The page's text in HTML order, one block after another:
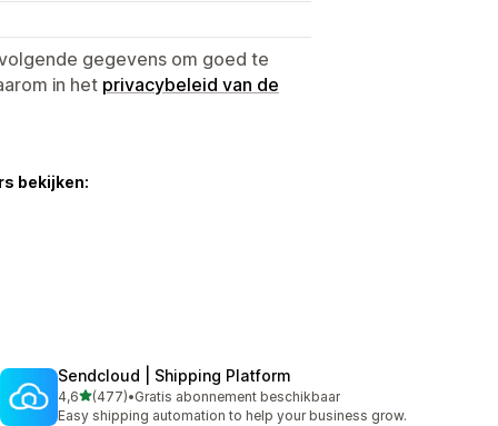
gegevens om goed te
in het privacybeleid van de
bekijken:
Sendcloud | Shipping Platform
4,6van 5 sterren
(477)
477 recensies in totaal
•Gratis abonnement beschikbaar
Easy shipping automation to help your business grow.